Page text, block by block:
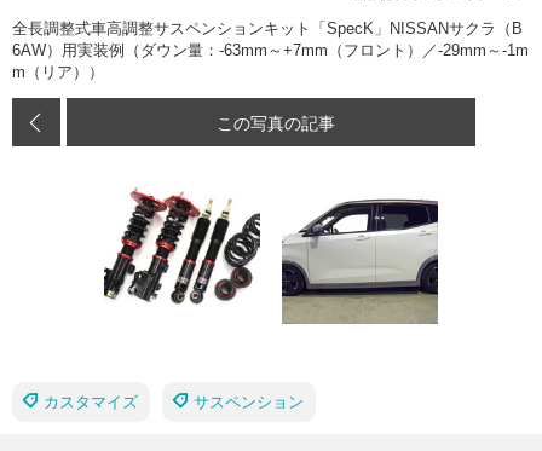
全長調整式車高調整サスペンションキット「SpecK」NISSANサクラ（B
6AW）用実装例（ダウン量：-63mm～+7mm（フロント）／-29mm～-1m
m（リア））
この写真の記事
カスタマイズ サスペンション